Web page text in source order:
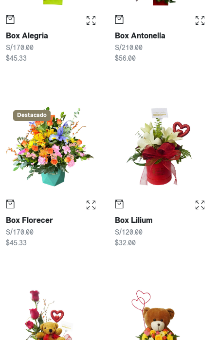
Box Alegria
S/170.00
$45.33
Box Antonella
S/210.00
$56.00
Destacado
Box Florecer
S/170.00
$45.33
Box Lilium
S/120.00
$32.00